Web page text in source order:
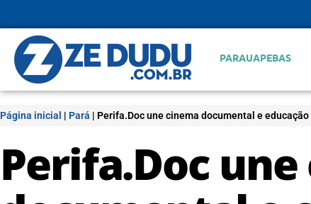
PARAUAPEBAS
Página inicial | Pará | Perifa.Doc une cinema documental e
Perifa.Doc